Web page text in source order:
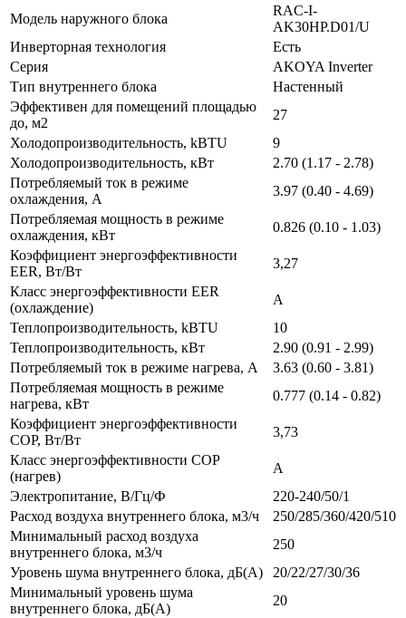
Модель наружного блока
RAC-I-
AK30HP.D01/U
Инверторная технология
Есть
Серия
AKOYA Inverter
Тип внутреннего блока
Настенный
Эффективен для помещений площадью
до, м2
27
Холодопроизводительность, kBTU
9
Холодопроизводительность, кВт
2.70 (1.17 - 2.78)
Потребляемый ток в режиме
охлаждения, A
3.97 (0.40 - 4.69)
Потребляемая мощность в режиме
охлаждения, кВт
0.826 (0.10 - 1.03)
Коэффициент энергоэффективности
EER, Вт/Вт
3,27
Класс энергоэффективности EER
(охлаждение)
A
Теплопроизводительность, kBTU
10
Теплопроизводительность, кВт
2.90 (0.91 - 2.99)
Потребляемый ток в режиме нагрева, A
3.63 (0.60 - 3.81)
Потребляемая мощность в режиме
нагрева, кВт
0.777 (0.14 - 0.82)
Коэффициент энергоэффективности
COP, Вт/Вт
3,73
Класс энергоэффективности COP
(нагрев)
A
Электропитание, В/Гц/Ф
220-240/50/1
Расход воздуха внутреннего блока, м3/ч
250/285/360/420/510
Минимальный расход воздуха
внутреннего блока, м3/ч
250
Уровень шума внутреннего блока, дБ(А)
20/22/27/30/36
Минимальный уровень шума
внутреннего блока, дБ(А)
20